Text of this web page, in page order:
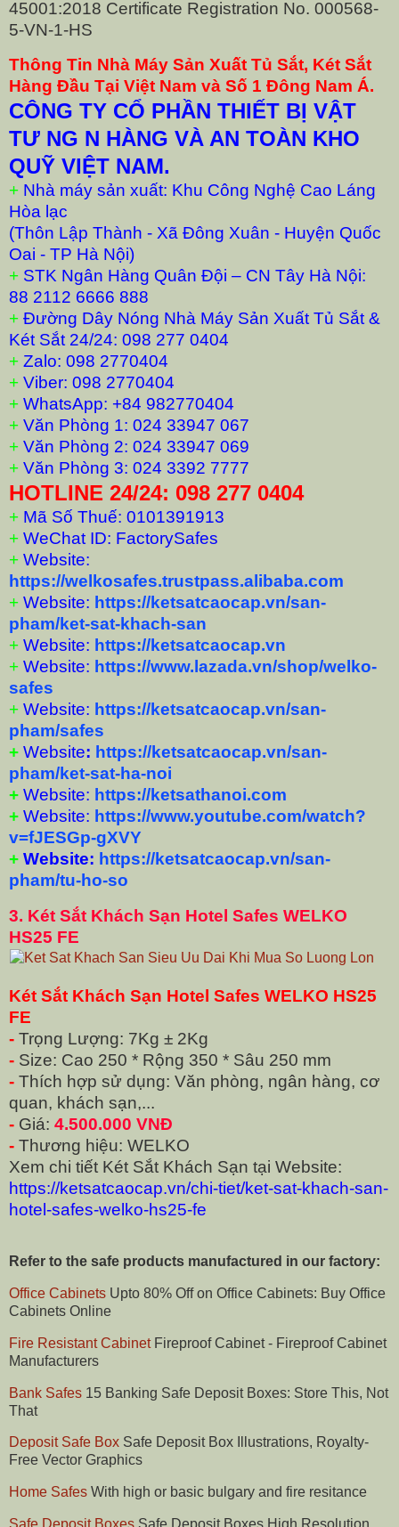
45001:2018 Certificate Registration No. 000568-
5-VN-1-HS
Thông Tin Nhà Máy Sản Xuất Tủ Sắt, Két Sắt
Hàng Đầu Tại Việt Nam và Số 1 Đông Nam Á.
CÔNG TY CỔ PHẦN THIẾT BỊ VẬT
TƯ NG N HÀNG VÀ AN TOÀN KHO
QUỸ VIỆT NAM.
+ Nhà máy sản xuất: Khu Công Nghệ Cao Láng
Hòa lạc
(Thôn Lập Thành - Xã Đông Xuân - Huyện Quốc
Oai - TP Hà Nội)
+ STK Ngân Hàng Quân Đội – CN Tây Hà Nội:
88 2112 6666 888
+ Đường Dây Nóng Nhà Máy Sản Xuất Tủ Sắt &
Két Sắt 24/24: 098 277 0404
+ Zalo: 098 2770404
+ Viber: 098 2770404
+ WhatsApp: +84 982770404
+ Văn Phòng 1: 024 33947 067
+ Văn Phòng 2: 024 33947 069
+ Văn Phòng 3: 024 3392 7777
HOTLINE 24/24: 098 277 0404
+ Mã Số Thuế: 0101391913
+ WeChat ID: FactorySafes
+ Website:
https://welkosafes.trustpass.alibaba.com
+ Website: https://ketsatcaocap.vn/san-
pham/ket-sat-khach-san
+ Website: https://ketsatcaocap.vn
+ Website: https://www.lazada.vn/shop/welko-
safes
+ Website: https://ketsatcaocap.vn/san-
pham/safes
+ Website: https://ketsatcaocap.vn/san-
pham/ket-sat-ha-noi
+ Website: https://ketsathanoi.com
+ Website: https://www.youtube.com/watch?
v=fJESGp-gXVY
+ Website: https://ketsatcaocap.vn/san-
pham/tu-ho-so
3. Két Sắt Khách Sạn Hotel Safes WELKO
HS25 FE
Két Sắt Khách Sạn Hotel Safes WELKO HS25
FE
- Trọng Lượng: 7Kg ± 2Kg
- Size: Cao 250 * Rộng 350 * Sâu 250 mm
- Thích hợp sử dụng: Văn phòng, ngân hàng, cơ
quan, khách sạn,...
- Giá: 4.500.000 VNĐ
- Thương hiệu: WELKO
Xem chi tiết Két Sắt Khách Sạn tại Website:
https://ketsatcaocap.vn/chi-tiet/ket-sat-khach-san-
hotel-safes-welko-hs25-fe
Refer to the safe products manufactured in our factory:
Office Cabinets Upto 80% Off on Office Cabinets: Buy Office
Cabinets Online
Fire Resistant CabinetFireproof Cabinet - Fireproof Cabinet
Manufacturers
Bank Safes 15 Banking Safe Deposit Boxes: Store This, Not
That
Deposit Safe Box Safe Deposit Box Illustrations, Royalty-
Free Vector Graphics
Home Safes With high or basic bulgary and fire resitance
Safe Deposit Boxes Safe Deposit Boxes High Resolution